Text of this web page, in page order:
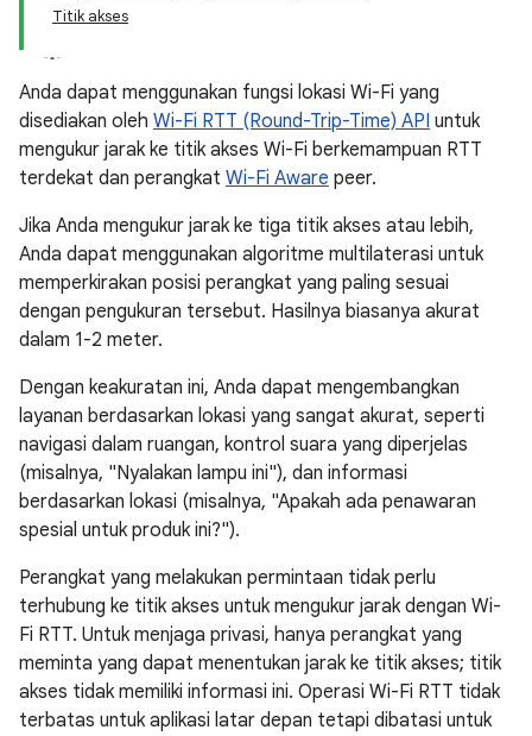
Titik akses
Anda dapat menggunakan fungsi lokasi Wi-Fi yang
disediakan oleh Wi-Fi RTT (Round-Trip-Time) API untuk
mengukur jarak ke titik akses Wi-Fi berkemampuan RTT
terdekat dan perangkat Wi-Fi Aware peer.
Jika Anda mengukur jarak ke tiga titik akses atau lebih,
Anda dapat menggunakan algoritme multilaterasi untuk
memperkirakan posisi perangkat yang paling sesuai
dengan pengukuran tersebut. Hasilnya biasanya akurat
dalam 1-2 meter.
Dengan keakuratan ini, Anda dapat mengembangkan
layanan berdasarkan lokasi yang sangat akurat, seperti
navigasi dalam ruangan, kontrol suara yang diperjelas
(misalnya, "Nyalakan lampu ini"), dan informasi
berdasarkan lokasi (misalnya, "Apakah ada penawaran
spesial untuk produk ini?").
Perangkat yang melakukan permintaan tidak perlu
terhubung ke titik akses untuk mengukur jarak dengan Wi-
Fi RTT. Untuk menjaga privasi, hanya perangkat yang
meminta yang dapat menentukan jarak ke titik akses; titik
akses tidak memiliki informasi ini. Operasi Wi-Fi RTT tidak
terbatas untuk aplikasi latar depan tetapi dibatasi untuk